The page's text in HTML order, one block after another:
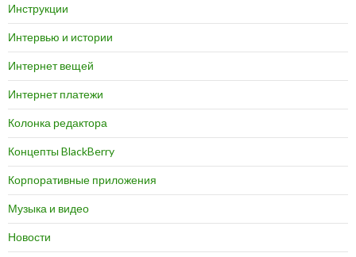
Инструкции
Интервью и истории
Интернет вещей
Интернет платежи
Колонка редактора
Концепты BlackBerry
Корпоративные приложения
Музыка и видео
Новости